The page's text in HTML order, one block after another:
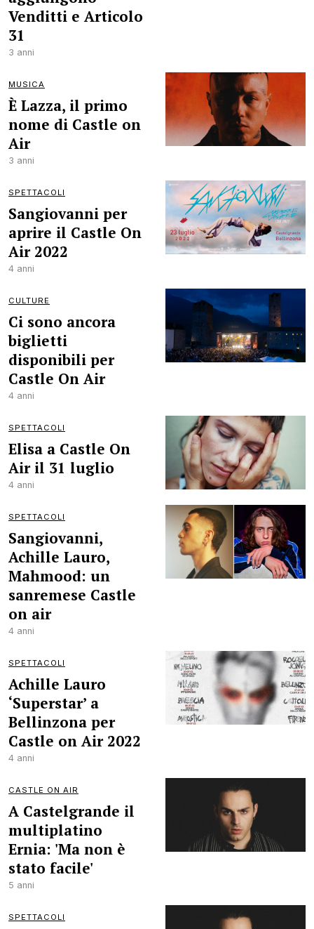
Venditti e Articolo
31
3 anni
MUSICA
È Lazza, il primo
nome di Castle on
Air
3 anni
SPETTACOLI
Sangiovanni per
aprire il Castle On
Air 2022
4 anni
CULTURE
Ci sono ancora
biglietti
disponibili per
Castle On Air
4 anni
SPETTACOLI
Elisa a Castle On
Air il 31 luglio
4 anni
SPETTACOLI
Sangiovanni,
Achille Lauro,
Mahmood: un
sanremese Castle
on air
4 anni
SPETTACOLI
Achille Lauro
‘Superstar’ a
Bellinzona per
Castle on Air 2022
4 anni
CASTLE ON AIR
A Castelgrande il
multiplatino
Ernia: 'Ma non è
stato facile'
5 anni
SPETTACOLI